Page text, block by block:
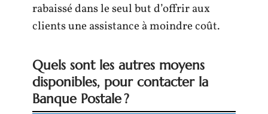
rabaissé dans le seul but d’offrir aux
clients une assistance à moindre coût.
Quels sont les autres moyens
disponibles, pour contacter la
Banque Postale ?